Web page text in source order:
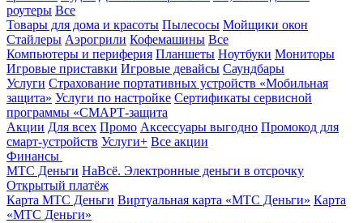
роутеры Все
Товары для дома и красоты Пылесосы Мойщики окон
Стайлеры Аэрогрили Кофемашины Все
Компьютеры и периферия Планшеты Ноутбуки Мониторы
Игровые приставки Игровые девайсы Саундбары
Услуги Страхование портативных устройств «Мобильная
защита» Услуги по настройке Сертификаты сервисной
программы «СМАРТ-защита
Акции Для всех Промо Аксессуары выгодно Промокод для
смарт-устройств Услуги+ Все акции
Финансы
МТС Деньги НаВсё. Электронные деньги в отсрочку
Открытый платёж
Карта МТС Деньги Виртуальная карта «МТС Деньги» Карта
«МТС Деньги»